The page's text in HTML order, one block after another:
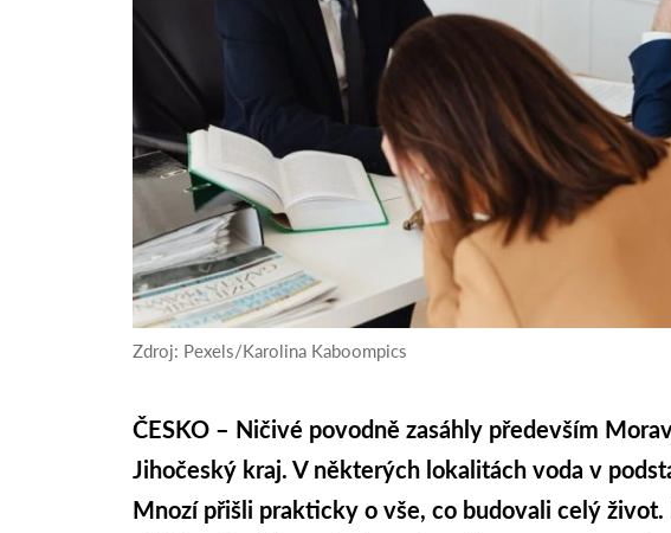
Zdroj: Pexels/Karolina Kaboompics
ČESKO – Ničivé povodně zasáhly především
Jihočeský kraj. V některých lokalitách voda v
Mnozí přišli prakticky o vše, co budovali celý